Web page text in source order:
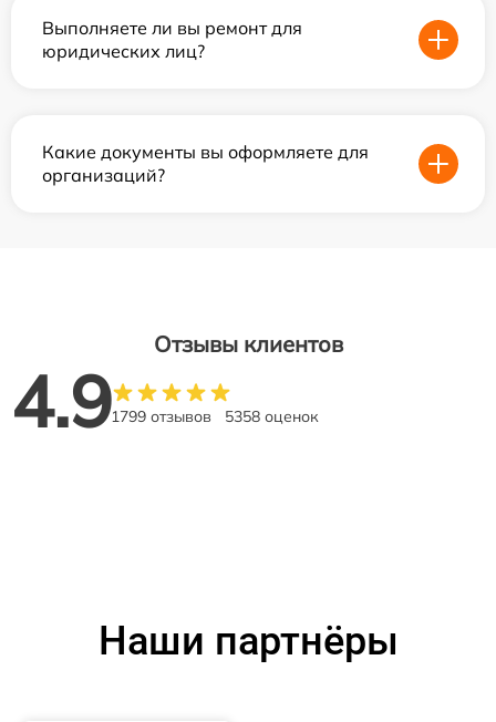
Выполняете ли вы ремонт для
юридических лиц?
Какие документы вы оформляете для
организаций?
Отзывы клиентов
4.91799 отзывов 5358 оценок
Наши партнёры